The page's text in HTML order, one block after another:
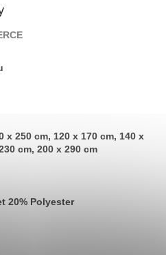
x 250 cm, 120 x 170 cm, 140 x
cm, 200 x 290 cm
20% Polyester